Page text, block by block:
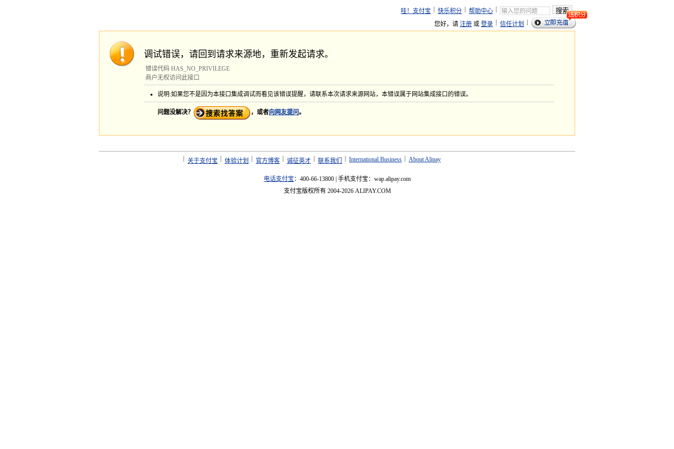
搜索
帮助中心
快乐积分
哇！支付宝
信任计划
您好，请 注册 或 登录
调试错误，请回到请求来源地，重新发起请求。
错误代码 HAS_NO_PRIVILEGE
商户无权访问此接口
说明:如果您不是因为本接口集成调试而看见该错误提醒，请联系本次请求来源网站，本错误属于网站集成接口的错误。
问题没解决？ ，或者向网友提问。
关于支付宝 体验计划 官方博客 诚征英才 联系我们 International Business About Alipay
电话支付宝 ：400-66-13800 | 手机支付宝：wap.alipay.com
支付宝版权所有 2004-2026 ALIPAY.COM